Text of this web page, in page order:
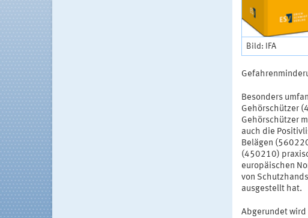
Bild: IFA
Besonders
Gehörschützer
Gehörschützer
auch die
Belägen
(450210)
europäischen
von
ausgestellt hat.
Abgerundet